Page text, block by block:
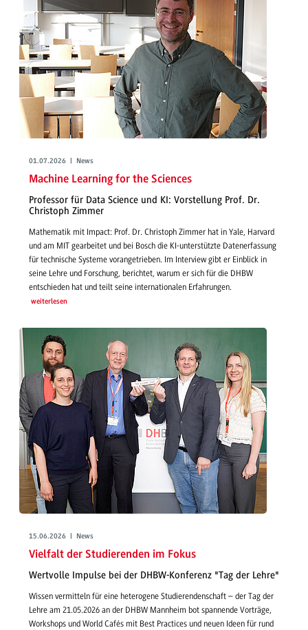
01.07.2026 | News
Machine Learning for the Sciences
Professor für Data Science und KI: Vorstellung Prof. Dr.
Christoph Zimmer
Mathematik mit Impact: Prof. Dr. Christoph Zimmer hat in Yale, Harvard
und am MIT gearbeitet und bei Bosch die KI-unterstützte Datenerfassung
für technische Systeme vorangetrieben. Im Interview gibt er Einblick in
seine Lehre und Forschung, berichtet, warum er sich für die DHBW
entschieden hat und teilt seine internationalen Erfahrungen.
weiterlesen
15.06.2026 | News
Vielfalt der Studierenden im Fokus
Wertvolle Impulse bei der DHBW-Konferenz "Tag der Lehre"
Wissen vermitteln für eine heterogene Studierendenschaft – der Tag der
Lehre am 21.05.2026 an der DHBW Mannheim bot spannende Vorträge,
Workshops und World Cafés mit Best Practices und neuen Ideen für rund